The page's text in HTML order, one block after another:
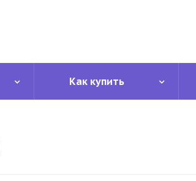
Как купить